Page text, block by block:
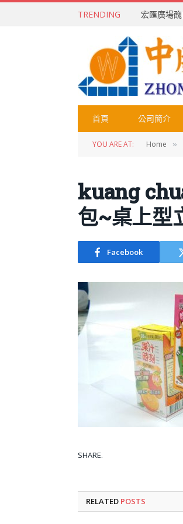
TRENDING 宏匯廣場
首頁 公司簡介
YOU ARE AT: Home »
kuang
包~桌上型
Facebook
SHARE.
RELATED POSTS